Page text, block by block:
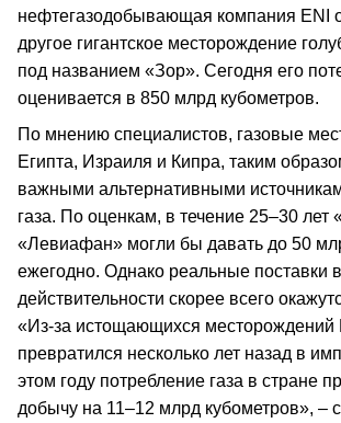
нефтегазодобывающая компания ENI
другое гигантское месторождение
под названием «Зор». Сегодня его
оценивается в 850 млрд кубометров.
По мнению специалистов, газовые
Египта, Израиля и Кипра, таким
важными альтернативными
газа. По оценкам, в течение 25–30 лет
«Левиафан» могли бы давать до 50
ежегодно. Однако реальные поставки в
действительности скорее всего
«Из-за истощающихся месторождений
превратился несколько лет назад в
этом году потребление газа в стране
добычу на 11–12 млрд кубометров», –